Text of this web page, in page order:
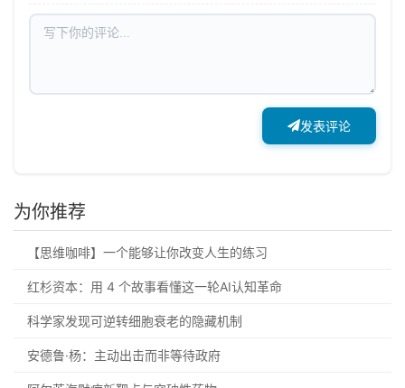
发表评论
为你推荐
【思维咖啡】一个能够让你改变人生的练习
红杉资本：用 4 个故事看懂这一轮AI认知革命
科学家发现可逆转细胞衰老的隐藏机制
安德鲁·杨：主动出击而非等待政府